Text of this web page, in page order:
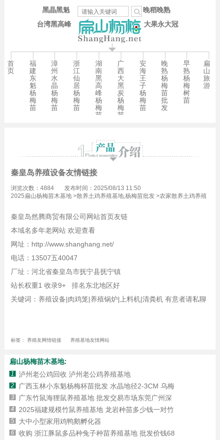
台湾黑高峰
晚稻晚熟
大果永大冠
黑晶黑魁
首
页
福
建
东
魁
杨
梅
苗
漳
州
水
晶
杨
梅
苗
浙
江
仙
居
杨
梅
苗
湖
南
黑
高
峰
杨
梅
苗
广
西
大
黑
炭
杨
梅
苗
安
海
王
子
杨
梅
苗
晚
熟
杨
梅
苗
批
发
早
熟
杨
梅
树
苗
扁
山
旅
游
秦皇岛养殖设备友情链接
浏览次数：4884
发布时间：2025/08/13 11:50
2025扁山杨梅苗木基地>散养土鸡养殖基地,杨梅苗批发>农家散养土鸡养殖
秦皇岛然腾商贸有限公司网站首页友链
本域名多年老网站 欢迎查看
网址：http://www.shanghang.net/
电话：13507五40047
厂址：河北省秦皇岛市抚宁县抚宁镇
站长权重1 收录9+ 排名东北地区好
关键词：养殖设备|肉鸡笼|养殖锅炉|上料机|清粪机 有意者请私聊
标签： 养殖友网情链接 养殖基地友情网站
扁山杨梅苗木基地:
1 泸州老公鸡回收 泸州老公鸡养殖基地
2 广西玉林小东魁杨梅杯苗批发 水晶地径2-3CM 乌梅
3 广东竹鼠海狸鼠养殖基地 批发交易市场东莞广州深
4 2025福建规模竹鼠养殖基地 龙岩种苗多少钱一对竹
5 大中小型家用鸡鸭鹅孵化器
6 收购 浙江豚鼠多品种兔子种苗养殖基地 批发价钱68